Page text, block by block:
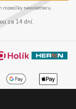
rozesílky newsletteru.
za 14 dní.